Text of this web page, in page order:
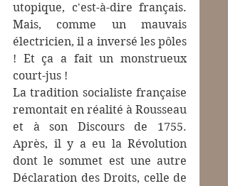
utopique, c'est-à-dire français.
Mais, comme un mauvais
électricien, il a inversé les pôles
! Et ça a fait un monstrueux
court-jus !
La tradition socialiste française
remontait en réalité à Rousseau
et à son Discours de 1755.
Après, il y a eu la Révolution
dont le sommet est une autre
Déclaration des Droits, celle de